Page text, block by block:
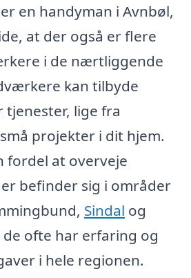
en handyman i Avnbøl,
at der også er flere
i de nærtliggende
kan tilbyde
lige fra
projekter i dit hjem.
fordel at overveje
befinder sig i områder
Sindal og
de ofte har erfaring og
i hele regionen.